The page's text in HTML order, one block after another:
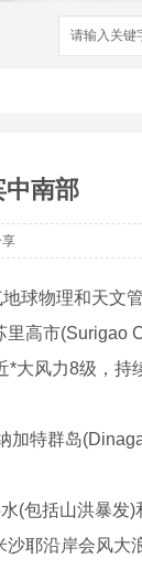
中南部
球物理和天文
里高市(Surigao
大风力8级，持
加特群岛
(包括山洪暴发)
耶沿岸会风大